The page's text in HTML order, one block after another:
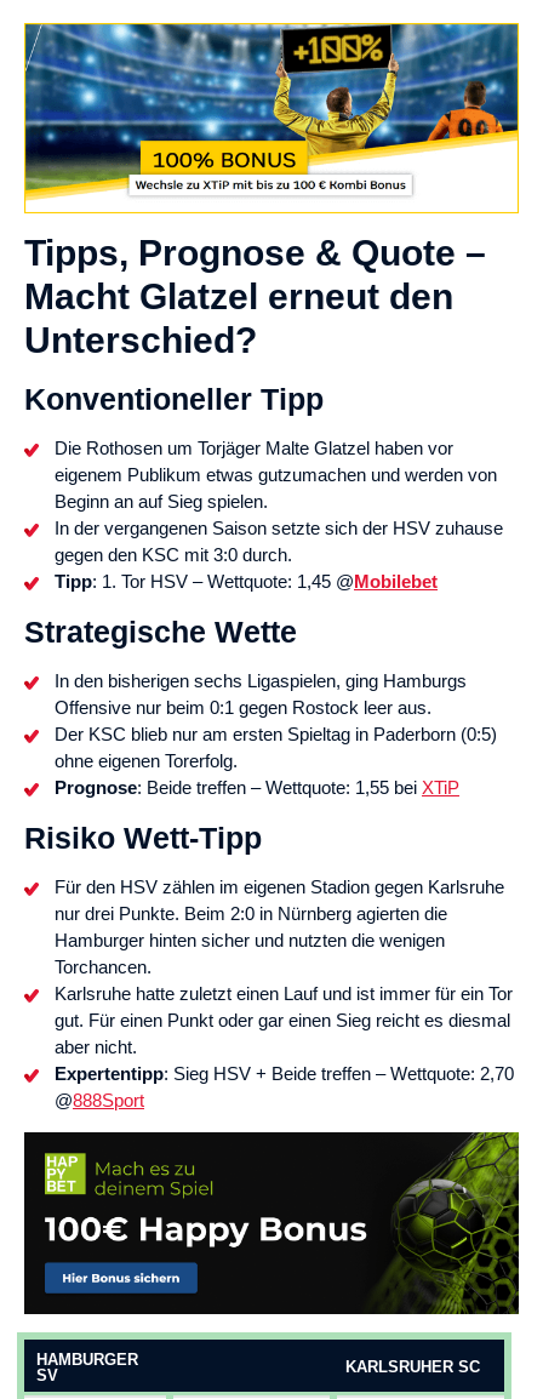
Tipps, Prognose & Quote –
Macht Glatzel erneut den
Unterschied?
Konventioneller Tipp
Die Rothosen um Torjäger Malte Glatzel haben vor
eigenem Publikum etwas gutzumachen und werden von
Beginn an auf Sieg spielen.
In der vergangenen Saison setzte sich der HSV zuhause
gegen den KSC mit 3:0 durch.
Tipp: 1. Tor HSV – Wettquote: 1,45 @Mobilebet
Strategische Wette
In den bisherigen sechs Ligaspielen, ging Hamburgs
Offensive nur beim 0:1 gegen Rostock leer aus.
Der KSC blieb nur am ersten Spieltag in Paderborn (0:5)
ohne eigenen Torerfolg.
Prognose: Beide treffen – Wettquote: 1,55 bei XTiP
Risiko Wett-Tipp
Für den HSV zählen im eigenen Stadion gegen Karlsruhe
nur drei Punkte. Beim 2:0 in Nürnberg agierten die
Hamburger hinten sicher und nutzten die wenigen
Torchancen.
Karlsruhe hatte zuletzt einen Lauf und ist immer für ein Tor
gut. Für einen Punkt oder gar einen Sieg reicht es diesmal
aber nicht.
Expertentipp: Sieg HSV + Beide treffen – Wettquote: 2,70
@888Sport
HAMBURGER
SV
KARLSRUHER SC